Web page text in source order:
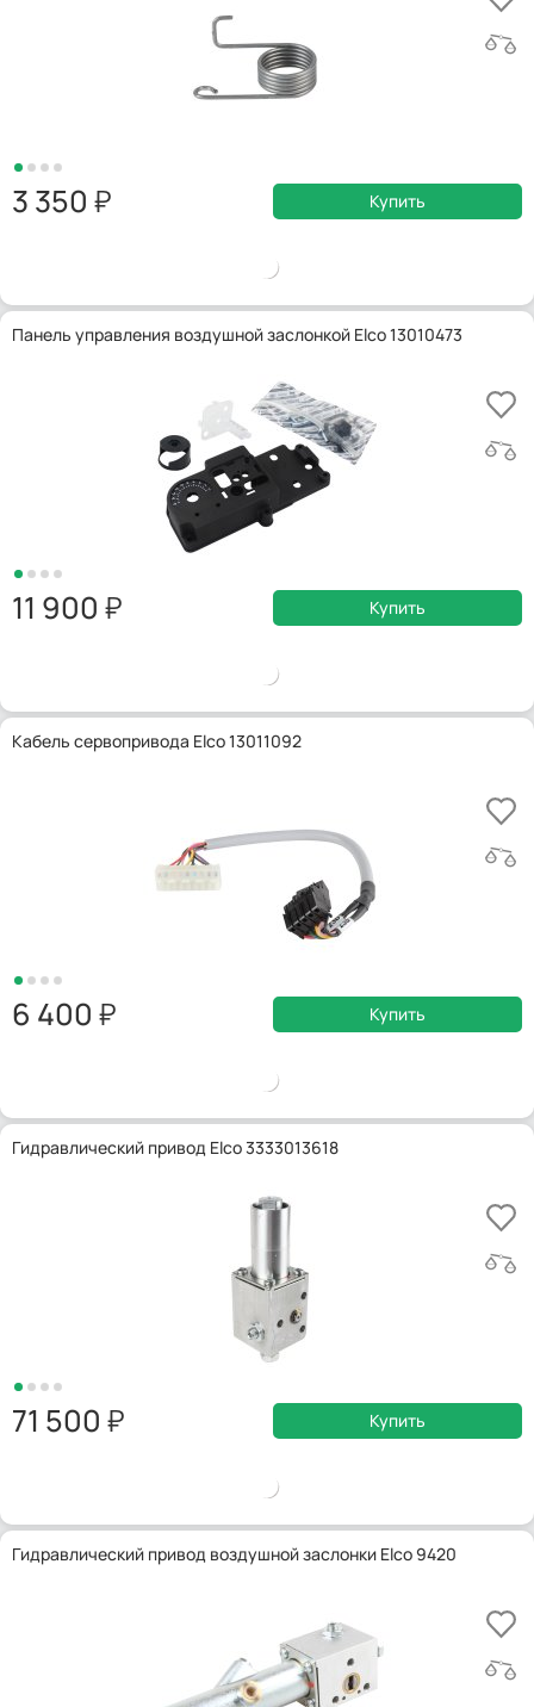
3 350 Купить
Панель управления воздушной заслонкой Elco 13010473
11 900 Купить
Кабель сервопривода Elco 13011092
6 400 Купить
Гидравлический привод Elco 3333013618
71 500 Купить
Гидравлический привод воздушной заслонки Elco 9420